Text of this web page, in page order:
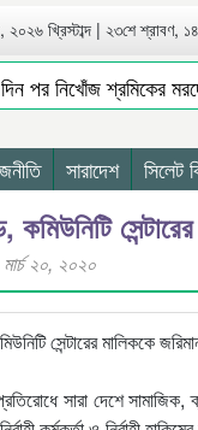
খ্রিস্টাব্দ | ২৩শে শ্রাবণ,
দিন পর নিখোঁজ শ্রমিকের
অর্ধশত নেতাকর্মীর বি/রু/দ্ধে
সারাদেশ সিলেট
কমিউনিটি
২০, ২০২০
সারা দেশে